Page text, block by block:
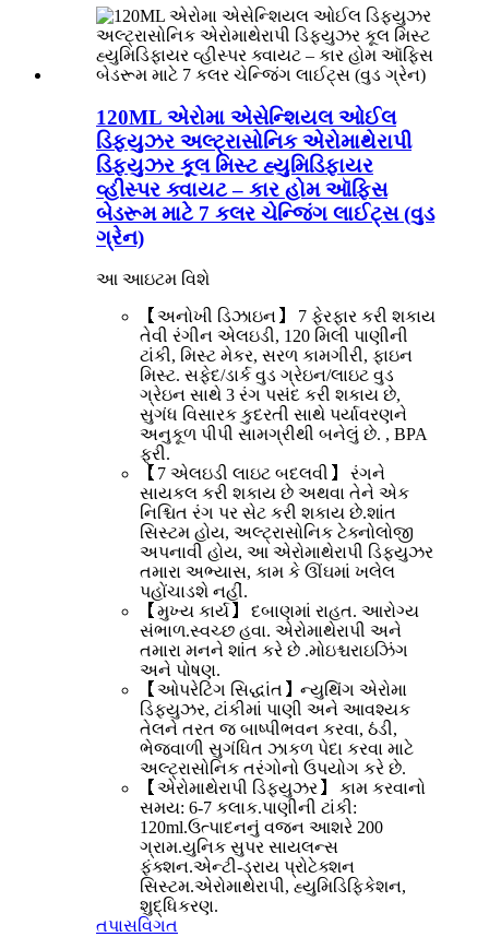
120ML એરોમા એસેન્શિયલ ઓઈલ
ડિફ્યુઝર અલ્ટ્રાસોનિક એરોમાથેરાપી
ડિફ્યુઝર કૂલ મિસ્ટ હ્યુમિડિફાયર
વ્હીસ્પર ક્વાયટ – કાર હોમ ઑફિસ
બેડરૂમ માટે 7 કલર ચેન્જિંગ લાઈટ્સ (વુડ
ગ્રેન)
આ આઇટમ વિશે
【અનોખી ડિઝાઇન】 7 ફેરફાર કરી શકાય
તેવી રંગીન એલઇડી, 120 મિલી પાણીની
ટાંકી, મિસ્ટ મેકર, સરળ કામગીરી, ફાઇન
મિસ્ટ. સફેદ/ડાર્ક વુડ ગ્રેઇન/લાઇટ વુડ
ગ્રેઇન સાથે 3 રંગ પસંદ કરી શકાય છે,
સુગંધ વિસારક કુદરતી સાથે પર્યાવરણને
અનુકૂળ પીપી સામગ્રીથી બનેલું છે. , BPA
ફ્રી.
【7 એલઇડી લાઇટ બદલવી】 રંગને
સાયકલ કરી શકાય છે અથવા તેને એક
નિશ્ચિત રંગ પર સેટ કરી શકાય છે.શાંત
સિસ્ટમ હોય, અલ્ટ્રાસોનિક ટેક્નોલોજી
અપનાવી હોય, આ એરોમાથેરાપી ડિફ્યુઝર
તમારા અભ્યાસ, કામ કે ઊંઘમાં ખલેલ
પહોંચાડશે નહીં.
【મુખ્ય કાર્ય】 દબાણમાં રાહત. આરોગ્ય
સંભાળ.સ્વચ્છ હવા. એરોમાથેરાપી અને
તમારા મનને શાંત કરે છે .મોઇશ્ચરાઇઝિંગ
અને પોષણ.
【ઓપરેટિંગ સિદ્ધાંત】ન્યુથિંગ એરોમા
ડિફ્યુઝર, ટાંકીમાં પાણી અને આવશ્યક
તેલને તરત જ બાષ્પીભવન કરવા, ઠંડી,
ભેજવાળી સુગંધિત ઝાકળ પેદા કરવા માટે
અલ્ટ્રાસોનિક તરંગોનો ઉપયોગ કરે છે.
【એરોમાથેરાપી ડિફ્યુઝર】 કામ કરવાનો
સમય: 6-7 કલાક.પાણીની ટાંકી:
120ml.ઉત્પાદનનું વજન આશરે 200
ગ્રામ.યુનિક સુપર સાયલન્સ
ફંક્શન.એન્ટી-ડ્રાય પ્રોટેક્શન
સિસ્ટમ.એરોમાથેરાપી, હ્યુમિડિફિકેશન,
શુદ્ધિકરણ.
તપાસવિગત